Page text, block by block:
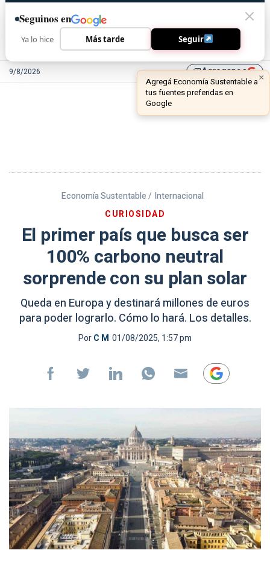
9/8/2026 library_addAgreganos
Economía Sustentable / Internacional
CURIOSIDAD
El primer país que busca ser
100% carbono neutral
sorprende con su plan solar
Queda en Europa y destinará millones de euros
para poder lograrlo. Cómo lo hará. Los detalles.
PorC M 01/08/2025, 1:57 pm
Seguinos en
Ya lo hice Más tarde Seguir